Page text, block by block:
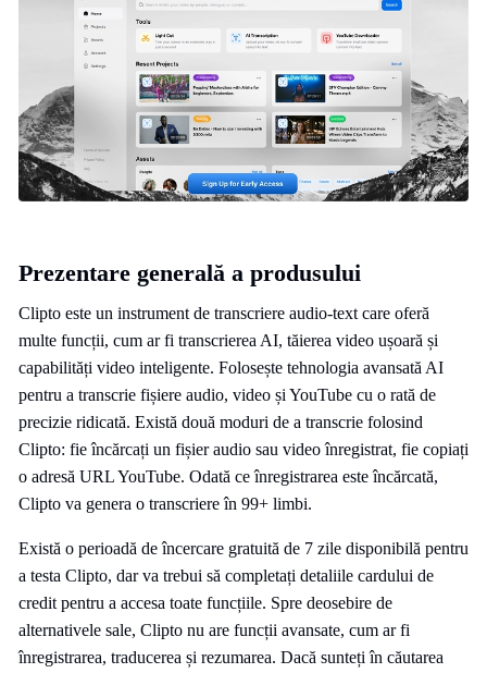
Prezentare generală a produsului
Clipto este un instrument de transcriere audio-text care oferă
multe funcții, cum ar fi transcrierea AI, tăierea video ușoară și
capabilități video inteligente. Folosește tehnologia avansată AI
pentru a transcrie fișiere audio, video și YouTube cu o rată de
precizie ridicată. Există două moduri de a transcrie folosind
Clipto: fie încărcați un fișier audio sau video înregistrat, fie copiați
o adresă URL YouTube. Odată ce înregistrarea este încărcată,
Clipto va genera o transcriere în 99+ limbi.
Există o perioadă de încercare gratuită de 7 zile disponibilă pentru
a testa Clipto, dar va trebui să completați detaliile cardului de
credit pentru a accesa toate funcțiile. Spre deosebire de
alternativele sale, Clipto nu are funcții avansate, cum ar fi
înregistrarea, traducerea și rezumarea. Dacă sunteți în căutarea